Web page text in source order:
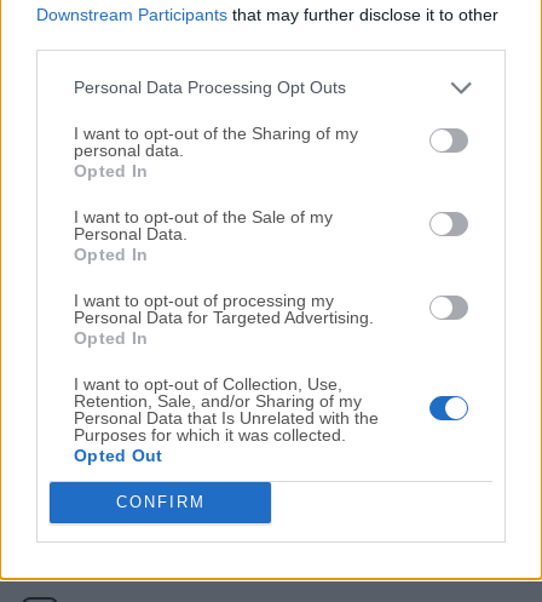
Downstream Participants that may further disclose it to other
Personal Data Processing Opt Outs
I want to opt-out of the Sharing of my
personal data.
Opted In
I want to opt-out of the Sale of my
Personal Data.
Opted In
I want to opt-out of processing my
Personal Data for Targeted Advertising.
Opted In
I want to opt-out of Collection, Use,
Retention, Sale, and/or Sharing of my
Personal Data that Is Unrelated with the
Purposes for which it was collected.
Opted Out
CONFIRM
dispositivo.La principal diferencia entre AdBlock360 y una
de Filtrado de Windo... Lee mas »
Alternativas y Software Similar